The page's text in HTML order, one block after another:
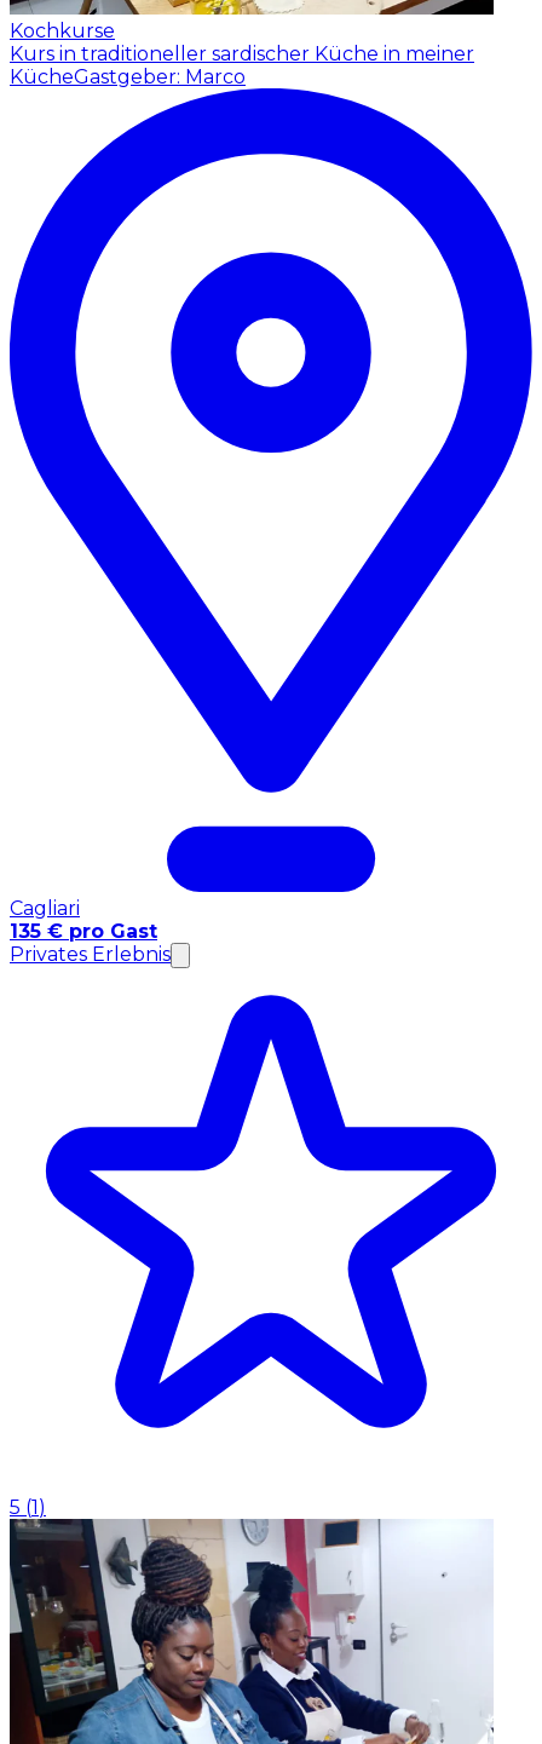
Kochkurse
Kurs in traditioneller sardischer Küche in meiner
KücheGastgeber: Marco
Cagliari
135 € pro Gast
Privates Erlebnis
5 (1)